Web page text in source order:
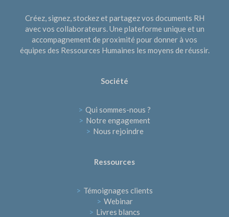
Créez, signez, stockez et partagez vos documents RH
avec vos collaborateurs. Une plateforme unique et un
accompagnement de proximité pour donner à vos
équipes des Ressources Humaines les moyens de réussir.
Société
> Qui sommes-nous ?
> Notre engagement
> Nous rejoindre
Ressources
> Témoignages clients
> Webinar
> Livres blancs